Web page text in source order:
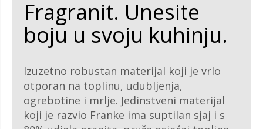
Fragranit. Unesite
boju u svoju kuhinju.
Izuzetno robustan materijal koji je vrlo
otporan na toplinu, udubljenja,
ogrebotine i mrlje. Jedinstveni materijal
koji je razvio Franke ima suptilan sjaj i s